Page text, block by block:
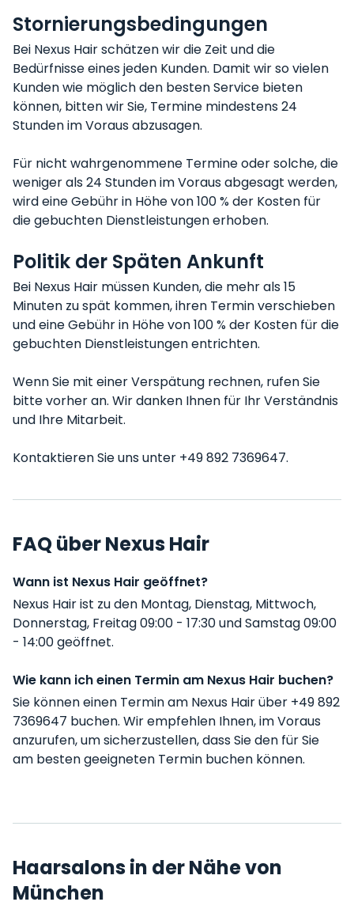
Stornierungsbedingungen
Bei Nexus Hair schätzen wir die Zeit und die
Bedürfnisse eines jeden Kunden. Damit wir so vielen
Kunden wie möglich den besten Service bieten
können, bitten wir Sie, Termine mindestens 24
Stunden im Voraus abzusagen.
Für nicht wahrgenommene Termine oder solche, die
weniger als 24 Stunden im Voraus abgesagt werden,
wird eine Gebühr in Höhe von 100 % der Kosten für
die gebuchten Dienstleistungen erhoben.
Politik der Späten Ankunft
Bei Nexus Hair müssen Kunden, die mehr als 15
Minuten zu spät kommen, ihren Termin verschieben
und eine Gebühr in Höhe von 100 % der Kosten für die
gebuchten Dienstleistungen entrichten.
Wenn Sie mit einer Verspätung rechnen, rufen Sie
bitte vorher an. Wir danken Ihnen für Ihr Verständnis
und Ihre Mitarbeit.
Kontaktieren Sie uns unter +49 892 7369647.
FAQ über Nexus Hair
Wann ist Nexus Hair geöffnet?
Nexus Hair ist zu den Montag, Dienstag, Mittwoch,
Donnerstag, Freitag 09:00 - 17:30 und Samstag 09:00
- 14:00 geöffnet.
Wie kann ich einen Termin am Nexus Hair buchen?
Sie können einen Termin am Nexus Hair über +49 892
7369647 buchen. Wir empfehlen Ihnen, im Voraus
anzurufen, um sicherzustellen, dass Sie den für Sie
am besten geeigneten Termin buchen können.
Haarsalons in der Nähe von
München